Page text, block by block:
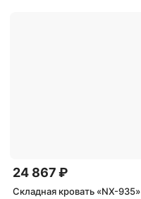
24 867 ₽
Складная кровать «NX-935»